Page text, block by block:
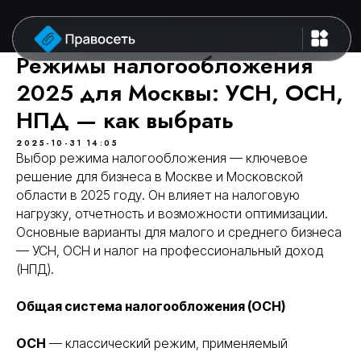
Режимы налогообложения
2025 для Москвы: УСН, ОСН,
НПД — как выбрать
2025-10-31 14:05
Выбор режима налогообложения — ключевое
решение для бизнеса в Москве и Московской
области в 2025 году. Он влияет на налоговую
нагрузку, отчетность и возможности оптимизации.
Основные варианты для малого и среднего бизнеса
— УСН, ОСН и налог на профессиональный доход
(НПД).
Общая система налогообложения (ОСН)
ОСН — классический режим, применяемый